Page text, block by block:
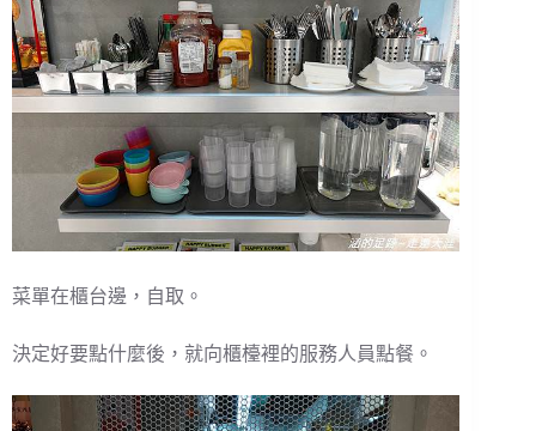
菜單在櫃台邊，自取。
決定好要點什麼後，就向櫃檯裡的服務人員點餐。